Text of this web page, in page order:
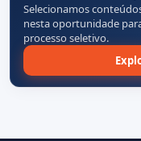
Selecionamos
nesta oportunidade
processo seletivo.